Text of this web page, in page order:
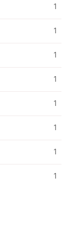
1
1
1
1
1
1
1
1